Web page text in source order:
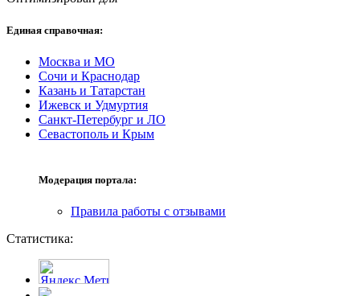
Единая справочная:
Москва и МО
Сочи и Краснодар
Казань и Татарстан
Ижевск и Удмуртия
Санкт-Петербург и ЛО
Севастополь и Крым
Модерация портала:
Правила работы с отзывами
Статистика: